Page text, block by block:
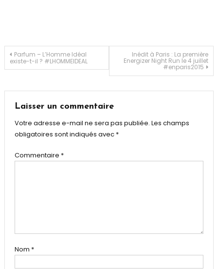
Garenne
Navigation
l’article
Parfum – L’Homme Idéal
existe-t-il ? #LHOMMEIDEAL
Inédit à Paris : La première
Energizer Night Run le 4 juillet
#‎enparis2015‬
Laisser un commentaire
Votre adresse e-mail ne sera pas publiée. Les champs
obligatoires sont indiqués avec *
Commentaire *
Nom *